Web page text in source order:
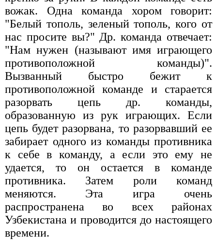
вожак. Одна команда хором говорит:
"Белый тополь, зеленый тополь, кого от
нас просите вы?" Др. команда отвечает:
"Нам нужен (называют имя играющего
противоположной команды)".
Вызванный быстро бежит к
противоположной команде и старается
разорвать цепь др. команды,
образованную из рук играющих. Если
цепь будет разорвана, то разорвавший ее
забирает одного из команды противника
к себе в команду, а если это ему не
удается, то он остается в команде
противника. Затем роли команд
меняются. Эта игра очень
распространена во всех районах
Узбекистана и проводится до настоящего
времени.